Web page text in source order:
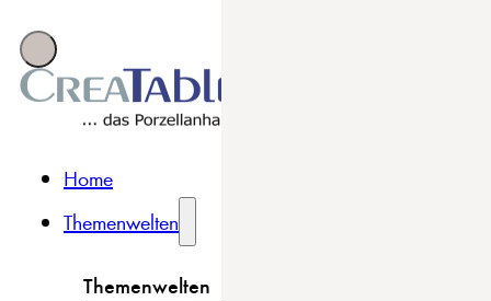
Home
Themenwelten
Themenwelten